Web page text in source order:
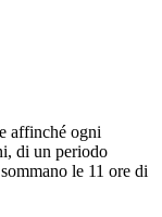
affinché ogni
di un periodo
le 11 ore di